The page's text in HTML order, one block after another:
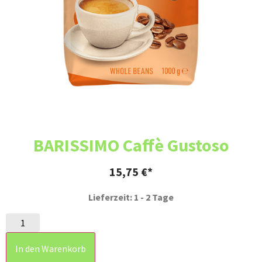
BARISSIMO Caffè Gustoso
15,75 €
Lieferzeit: 1 - 2 Tage
In den Warenkorb